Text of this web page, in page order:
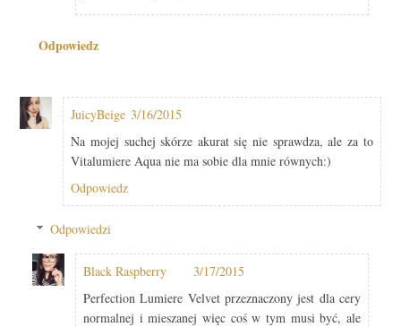
Odpowiedz
JuicyBeige 3/16/2015
Na mojej suchej skórze akurat się nie sprawdza, ale za to
Vitalumiere Aqua nie ma sobie dla mnie równych:)
Odpowiedz
Odpowiedzi
Black Raspberry
3/17/2015
Perfection Lumiere Velvet przeznaczony jest dla cery
normalnej i mieszanej więc coś w tym musi być, ale